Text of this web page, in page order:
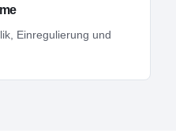
Einregulierung und